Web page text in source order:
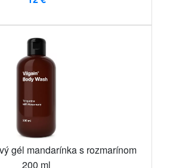
gél mandarínka s rozmarínom
200 ml